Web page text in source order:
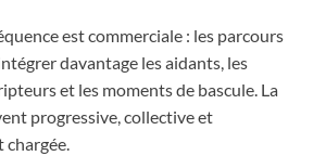
est commerciale : les parcours
davantage les aidants, les
et les moments de bascule. La
progressive, collective et